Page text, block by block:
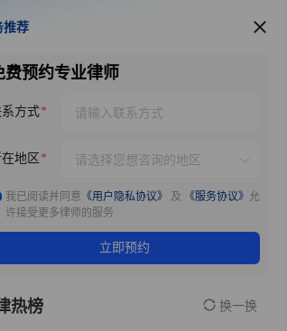
服务推荐
推荐
费预约专业律师
方式
地区
我已阅读并同意 《用户隐私协议》 及 《服务协议》 允
许接受更多律师的服务
立即预约
热榜 换一换